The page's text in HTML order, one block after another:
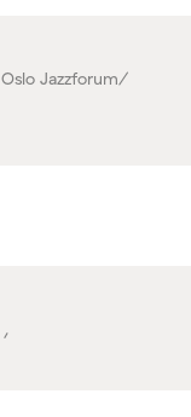
Jazzforum/
,